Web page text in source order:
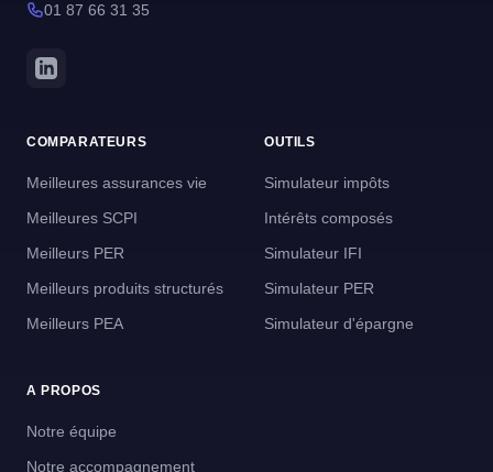
01 87 66 31 35
COMPARATEURS
Meilleures assurances vie
Meilleures SCPI
Meilleurs PER
Meilleurs produits structurés
Meilleurs PEA
OUTILS
Simulateur impôts
Intérêts composés
Simulateur IFI
Simulateur PER
Simulateur d'épargne
A PROPOS
Notre équipe
Notre accompagnement